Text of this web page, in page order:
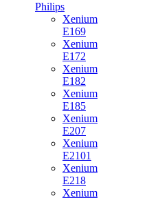
Philips
Xenium
E169
Xenium
E172
Xenium
E182
Xenium
E185
Xenium
E207
Xenium
E2101
Xenium
E218
Xenium